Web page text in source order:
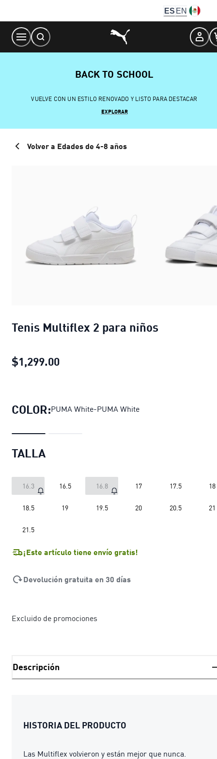
Content
ES EN
BACK TO SCHOOL
VUELVE CON UN ESTILO RENOVADO Y LISTO PARA DESTACAR
EXPLORAR
Volver a Edades de 4-8 años
Tenis Multiflex 2 para niños
$1,299.00
COLOR:PUMA White-PUMA White
TALLA
16.3 16.5 16.8 17 17.5 18
18.5 19 19.5 20 20.5 21
21.5
¡Este artículo tiene envío gratis!
Devolución gratuita en 30 días
Excluido de promociones
Descripción
HISTORIA DEL PRODUCTO
Las Multiflex volvieron y están mejor que nunca.